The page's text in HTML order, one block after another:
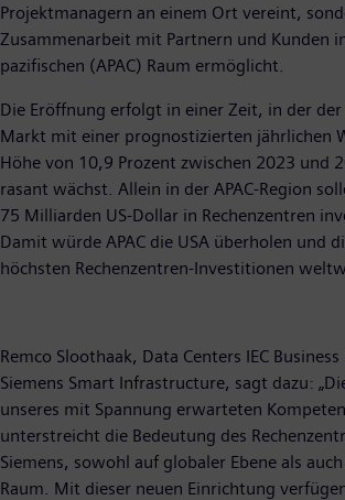
Projektmanagern an einem Ort vereint,
Zusammenarbeit mit Partnern und Kunden
pazifischen (APAC) Raum ermöglicht.
Die Eröffnung erfolgt in einer Zeit, in der der
Markt mit einer prognostizierten jährlichen
Höhe von 10,9 Prozent zwischen 2023 und
rasant wächst. Allein in der APAC-Region
75 Milliarden US-Dollar in Rechenzentren
Damit würde APAC die USA überholen und
höchsten Rechenzentren-Investitionen
Remco Sloothaak, Data Centers IEC
Siemens Smart Infrastructure, sagt dazu:
unseres mit Spannung erwarteten
unterstreicht die Bedeutung des
Siemens, sowohl auf globaler Ebene als
Raum. Mit dieser neuen Einrichtung